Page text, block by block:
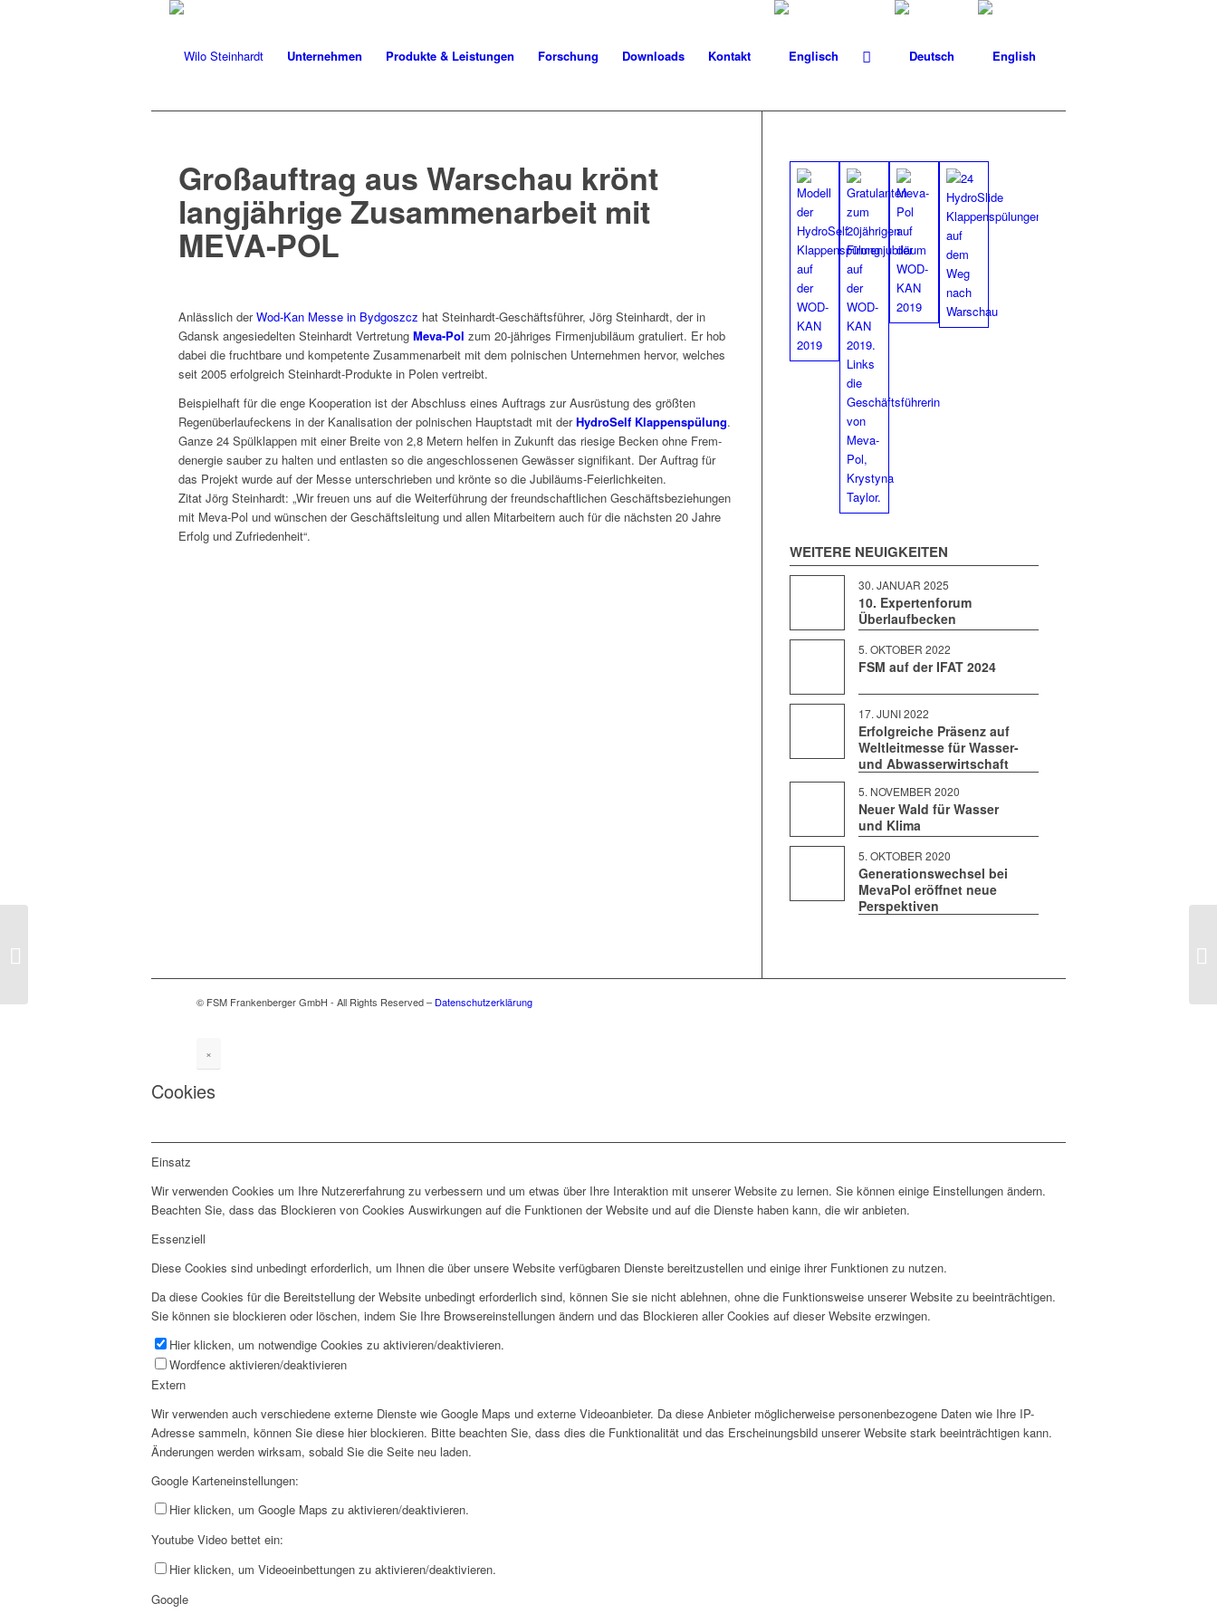
Unternehmen Produkte & Leistungen Forschung Downloads Kontakt
Großauftrag aus Warschau krönt
langjährige Zusammenarbeit mit
MEVA-POL
Anlässlich derWod-Kan Messe in Byd­goszcz hat Stein­hardt-Geschäfts­führer, Jörg Stein­hardt, der in
Gdan­sk ange­siedel­ten Stein­hardt Vertre­tung Meva-Pol zum 20-jähriges Fir­men­ju­biläum grat­uliert. Er hob
dabei die frucht­bare und kom­pe­tente Zusam­me­nar­beit mit dem pol­nis­chen Unternehmen her­vor, welch­es
seit 2005 erfol­gre­ich Stein­hardt-Pro­duk­te in Polen vertreibt.
Beispiel­haft für die enge Koop­er­a­tion ist der Abschluss eines Auf­trags zur Aus­rüs­tung des größten
Regenüber­laufeck­ens in der Kanal­i­sa­tion der pol­nis­chen Haupt­stadt mit der Hydro­Self Klap­pen­spülung.
Ganze 24 Spülk­lap­pen mit ein­er Bre­ite von 2,8 Metern helfen in Zukun­ft das riesige Beck­en ohne Frem­
den­ergie sauber zu hal­ten und ent­las­ten so die angeschlosse­nen Gewäss­er sig­nifikant. Der Auf­trag für
das Pro­jekt wurde auf der Messe unter­schrieben und krönte so die Jubiläums-Feierlichkeiten.
Zitat Jörg Stein­hardt: „Wir freuen uns auf die Weit­er­führung der fre­und­schaftlichen Geschäfts­beziehun­gen
mit Meva-Pol und wün­schen der Geschäft­sleitung und allen Mitar­beit­ern auch für die näch­sten 20 Jahre
Erfolg und Zufriedenheit“.
WEIT­ERE NEUIGKEITEN
30. JAN­U­AR 2025
10. Expertenforum
Überlaufbecken
5. OKTO­BER 2022
FSM auf der IFAT 2024
17. JUNI 2022
Erfolgreiche Präsenz auf
Weltleitmesse für Wasser-
und Abwasserwirtschaft
5. NOVEM­BER 2020
Neuer Wald für Wasser
und Klima
5. OKTO­BER 2020
Generationswechsel bei
MevaPol eröffnet neue
Perspektiven
© FSM Frankenberger GmbH - All Rights Reserved – Datenschutzerklärung
×
Cookies
Einsatz
Wir verwenden Cookies um Ihre Nutzererfahrung zu verbessern und um etwas über Ihre Interaktion mit unserer Website zu lernen. Sie können einige Einstellungen ändern.
Beachten Sie, dass das Blockieren von Cookies Auswirkungen auf die Funktionen der Website und auf die Dienste haben kann, die wir anbieten.
Essenziell
Diese Cookies sind unbedingt erforderlich, um Ihnen die über unsere Website verfügbaren Dienste bereitzustellen und einige ihrer Funktionen zu nutzen.
Da diese Cookies für die Bereitstellung der Website unbedingt erforderlich sind, können Sie sie nicht ablehnen, ohne die Funktionsweise unserer Website zu beeinträchtigen.
Sie können sie blockieren oder löschen, indem Sie Ihre Browsereinstellungen ändern und das Blockieren aller Cookies auf dieser Website erzwingen.
Hier klicken, um notwendige Cookies zu aktivieren/deaktivieren.
Wordfence aktivieren/deaktivieren
Extern
Wir verwenden auch verschiedene externe Dienste wie Google Maps und externe Videoanbieter. Da diese Anbieter möglicherweise personenbezogene Daten wie Ihre IP-
Adresse sammeln, können Sie diese hier blockieren. Bitte beachten Sie, dass dies die Funktionalität und das Erscheinungsbild unserer Website stark beeinträchtigen kann.
Änderungen werden wirksam, sobald Sie die Seite neu laden.
Google Karteneinstellungen:
Hier klicken, um Google Maps zu aktivieren/deaktivieren.
Youtube Video bettet ein:
Hier klicken, um Videoeinbettungen zu aktivieren/deaktivieren.
Google